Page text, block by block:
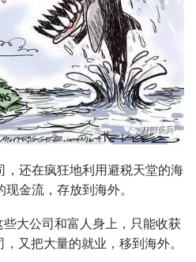
，还在疯狂地利用避税天堂的海
金流，存放到海外。
大公司和富人身上，只能收获
又把大量的就业，移到海外。